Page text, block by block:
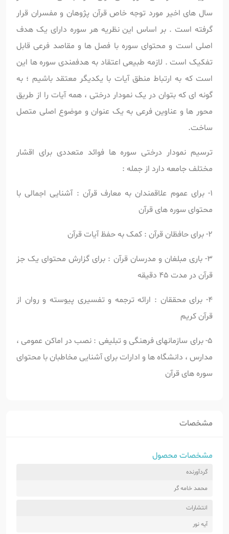
سال های اخیر مورد توجه خاص قرآن پژوهان و مفسران قرار
گرفته است . بر اساس این نظریه هر سوره دارای یک هدف
اصلی است و محتوای سوره با فصل ها و مقاصد فرعی قابل
تفکیک است . لازمه طبیعی اعتقاد به هدفمندی سوره ها این
است که به ارتباط منطق آیات با یکدیگر معتقد باشیم ؛ به
گونه ای که بتوان در یک نمودار درختی ، همه آیات را از طریق
محور ها و عناوین فرعی به یک عنوان و موضوع اصلی متصل
ساخت.
ترسیم نمودار درختی سوره ها فوائد متعددی برای اقشار
مختلف جامعه دارد از جمله :
1- برای عموم علاقمندان به معارف قرآن : آشنایی اجمالی با
محتوای سوره های قرآن
2- برای حافظان قرآن : کمک به حفظ آیات قرآن
3- باری مبلغان و مدرسان قرآن : برای گزارش محتوای یک جز
قرآن در مدت 45 دقیقه
4- برای محققان : ارائه ترجمه و تفسیری پیوسته و روان از
قرآن کریم
5- برای سازمانهای فرهنگی و تبلیغی : نصب در اماکن عمومی ،
مدارس ، دانشگاه ها و ادارات برای آشنایی مخاطبان با محتوای
سوره های قرآن
مشخصات
مشخصات محصول
گردآورنده
محمد خامه گر
انتشارات
آیه نور